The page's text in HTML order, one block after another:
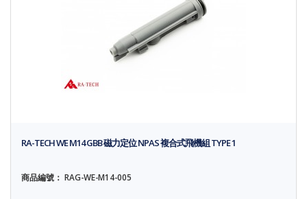
RA-TECH WE M14 GBB 磁力定位 NPAS 複合式飛機組 TYPE 1
商品編號： RAG-WE-M14-005